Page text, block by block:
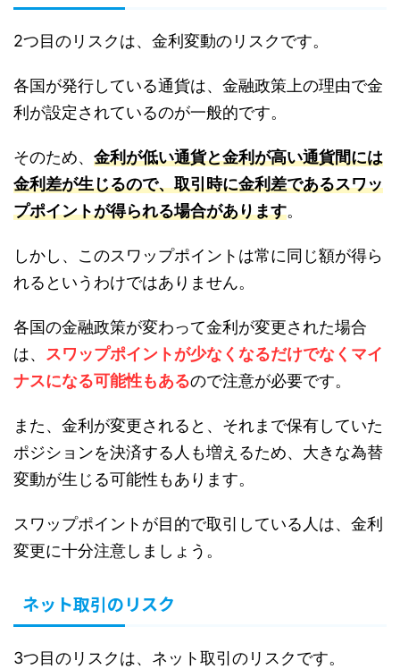
2つ目のリスクは、金利変動のリスクです。
各国が発行している通貨は、金融政策上の理由で金
利が設定されているのが一般的です。
そのため、 金利が低い通貨と金利が高い通貨間には
金利差が生じるので、取引時に金利差であるスワッ
プポイントが得られる場合があります。
しかし、このスワップポイントは常に同じ額が得ら
れるというわけではありません。
各国の金融政策が変わって金利が変更された場合
は、 スワップポイントが少なくなるだけでなくマイ
ナスになる可能性もあるので注意が必要です。
また、金利が変更されると、それまで保有していた
ポジションを決済する人も増えるため、大きな為替
変動が生じる可能性もあります。
スワップポイントが目的で取引している人は、金利
変更に十分注意しましょう。
ネット取引のリスク
3つ目のリスクは、ネット取引のリスクです。